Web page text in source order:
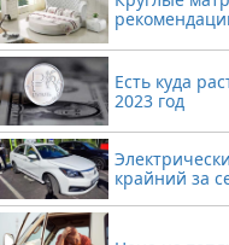
Есть куда
2023 год
крайний за